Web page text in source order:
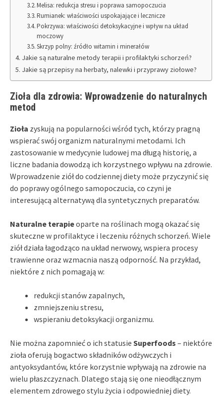
Melisa: redukcja stresu i poprawa samopoczucia
Rumianek: właściwości uspokajające i lecznicze
Pokrzywa: właściwości detoksykacyjne i wpływ na układ
moczowy
Skrzyp polny: źródło witamin i minerałów
Jakie są naturalne metody terapii i profilaktyki schorzeń?
Jakie są przepisy na herbaty, nalewki i przyprawy ziołowe?
Zioła dla zdrowia: Wprowadzenie do naturalnych
metod
Zioła zyskują na popularności wśród tych, którzy pragną
wspierać swój organizm naturalnymi metodami. Ich
zastosowanie w medycynie ludowej ma długą historię, a
liczne badania dowodzą ich korzystnego wpływu na zdrowie.
Wprowadzenie ziół do codziennej diety może przyczynić się
do poprawy ogólnego samopoczucia, co czyni je
interesującą alternatywą dla syntetycznych preparatów.
Naturalne terapieoparte na roślinach mogą okazać się
skuteczne w profilaktyce i leczeniu różnych schorzeń. Wiele
ziół działa łagodząco na układ nerwowy, wspiera procesy
trawienne oraz wzmacnia naszą odporność. Na przykład,
niektóre z nich pomagają w:
redukcji stanów zapalnych,
zmniejszeniu stresu,
wspieraniu detoksykacji organizmu.
Nie można zapomnieć o ich statusie Superfoods – niektóre
zioła oferują bogactwo składników odżywczych i
antyoksydantów, które korzystnie wpływają na zdrowie na
wielu płaszczyznach. Dlatego stają się one nieodłącznym
elementem zdrowego stylu życia i odpowiedniej diety.